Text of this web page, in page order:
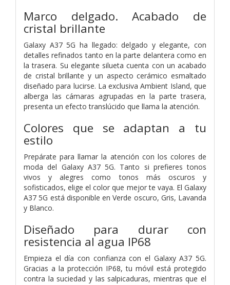
Marco delgado. Acabado de
cristal brillante
Galaxy A37 5G ha llegado: delgado y elegante, con
detalles refinados tanto en la parte delantera como en
la trasera. Su elegante silueta cuenta con un acabado
de cristal brillante y un aspecto cerámico esmaltado
diseñado para lucirse. La exclusiva Ambient Island, que
alberga las cámaras agrupadas en la parte trasera,
presenta un efecto translúcido que llama la atención.
Colores que se adaptan a tu
estilo
Prepárate para llamar la atención con los colores de
moda del Galaxy A37 5G. Tanto si prefieres tonos
vivos y alegres como tonos más oscuros y
sofisticados, elige el color que mejor te vaya. El Galaxy
A37 5G está disponible en Verde oscuro, Gris, Lavanda
y Blanco.
Diseñado para durar con
resistencia al agua IP68
Empieza el día con confianza con el Galaxy A37 5G.
Gracias a la protección IP68, tu móvil está protegido
contra la suciedad y las salpicaduras, mientras que el